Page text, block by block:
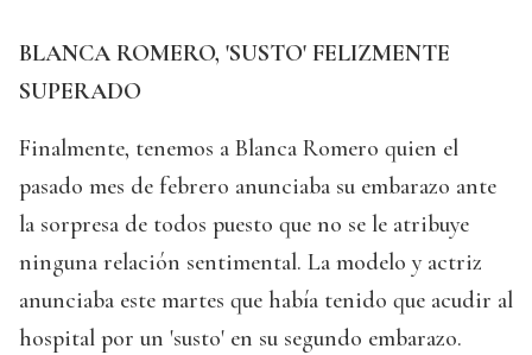
BLANCA ROMERO, 'SUSTO' FELIZMENTE
SUPERADO
Finalmente, tenemos a Blanca Romero quien el
pasado mes de febrero anunciaba su embarazo ante
la sorpresa de todos puesto que no se le atribuye
ninguna relación sentimental. La modelo y actriz
anunciaba este martes que había tenido que acudir al
hospital por un 'susto' en su segundo embarazo.